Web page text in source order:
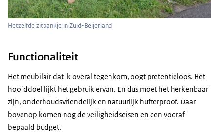
Hetzelfde zitbankje in Zuid-Beijerland
Functionaliteit
Het meubilair dat ik overal tegenkom, oogt pretentieloos. Het
hoofddoel lijkt het gebruik ervan. En dus moet het herkenbaar
zijn, onderhoudsvriendelijk en natuurlijk hufterproof. Daar
bovenop komen nog de veiligheidseisen en een vooraf
bepaald budget.